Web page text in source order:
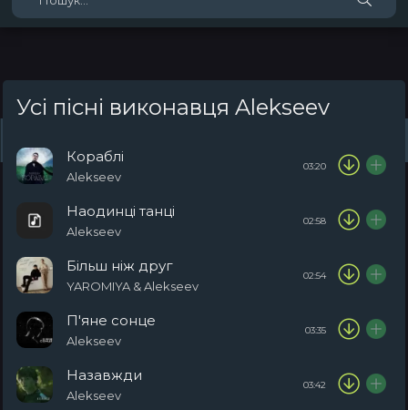
Жанри Виконавці
Усі пісні виконавця Alekseev
Кораблі
Alekseev
03:20
Наодинці танці
Alekseev
02:58
Більш ніж друг
YAROMIYA & Alekseev
02:54
П'яне сонце
Alekseev
03:35
Назавжди
Alekseev
03:42